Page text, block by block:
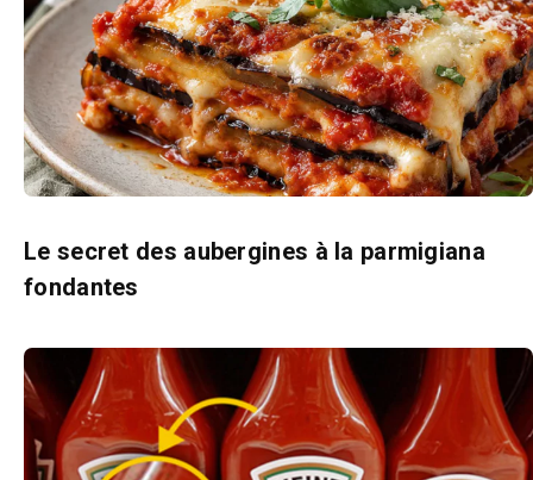
Le secret des aubergines à la parmigiana
fondantes